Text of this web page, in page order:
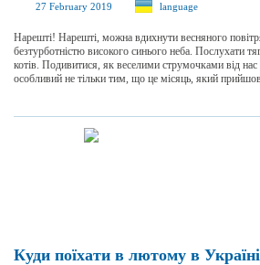
27 February 2019 language
Нарешті! Нарешті, можна вдихнути весняного
безтурботністю високого синього неба. Послухати
котів. Подивитися, як веселими струмочками від нас
особливий не тільки тим, що це місяць, який
Куди поїхати в лютому в